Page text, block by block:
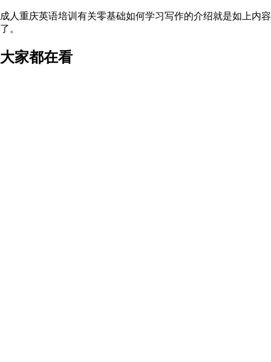
成人重庆英语培训有关零基础如何学习写作的介绍就是如上内容
了。
大家都在看